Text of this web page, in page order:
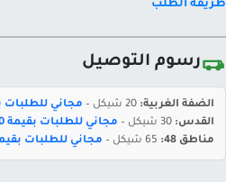
طريقة الطلب
رسوم التوصيل
الضفة الغربية:
مجاني للطلبات بقيمة 200
القدس:
مجاني للطلبات بقيمة 400 شيكل فأكثر
مناطق 48:
مجاني للطلبات بقيمة 800 شيكل